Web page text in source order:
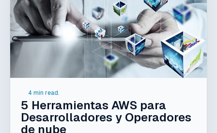
4 min read.
5 Herramientas AWS para
Desarrolladores y Operadores
de nube